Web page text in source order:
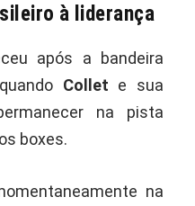
à liderança
após a bandeira
Collet e sua
na pista
boxes.
na